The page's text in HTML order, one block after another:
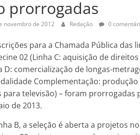
prorrogadas
novembro de 2012 Redação 0
para a Chamada Pública
02 (Linha C: aquisição de
D: comercialização de longas-
Complementação:
para televisão) – foram prorrogadas
de 2013.
B, a seleção é aberta a projetos